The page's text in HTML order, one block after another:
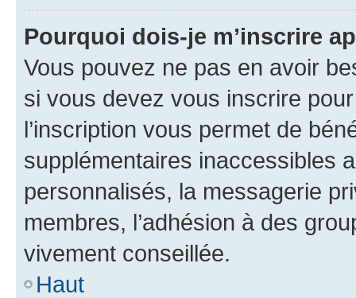
Pourquoi dois-je m’inscrire
Vous pouvez ne pas en avoir
si vous devez vous inscrire
l’inscription vous permet de
supplémentaires inaccessibles
personnalisés, la messagerie
membres, l’adhésion à des
vivement conseillée.
Haut